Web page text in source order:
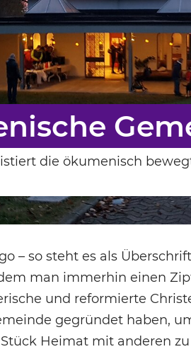
die ökumenisch
– so steht es als
man immerhin einen
und reformierte
gegründet haben,
Heimat mit anderen